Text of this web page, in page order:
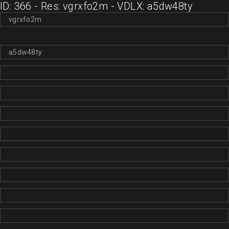
ID: 366 - Res: vgrxfo2m - VDLX: a5dw48ty